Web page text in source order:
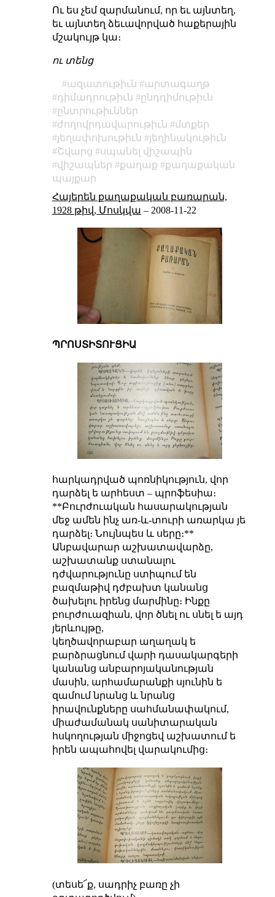
Ու ես չեմ զարմանում, որ եւ այնտեղ,
եւ այնտեղ ձեւավորված հաքերային
մշակույթ կա։
ու տենց
ազատութիւն
արտագաղթ
դիմադրութիւն
ընդդիմութիւն
ընտրութիւններ
ժողովրդավարութիւն
մտքեր
յեղափոխութիւն
յեղինակութիւն
Շվարց
սպանել վիշապին
վիշապներ
քաղաք
քաղաքական
պայքար
Հայերեն քաղաքական բառարան,
1928 թիվ, Մոսկվա – 2008-11-22
ՊՐՈՍՏԻՏՈՒՑԻԱ
հարկադրված պոռնիկություն, վոր
դարձել ե արհեստ – պրոֆեսիա։
**Բուրժուական հասարակության
մեջ ամեն ինչ առ-և-տուրի առարկա յե
դարձել։ Նույնպես և սերը։**
Անբավարար աշխատավարձը,
աշխատանք ստանալու
դժվարությունը ստիպում են
բազմաթիվ դժբախտ կանանց
ծախելու իրենց մարմինը։ Ինքը
բուրժուազիան, վոր ծնել ու սնել ե այդ
յերևույթը,
կեղծավորաբար աղաղակ ե
բարձրացնում վարի դասակարգերի
կանանց անբարոյականության
մասին, արհամարանքի սյունին ե
զամում նրանց և նրանց
իրավունքները սահմանափակում,
միաժամանակ սանիտարական
հսկողության միջոցեվ աշխատում ե
իրեն ապահովել վարակումից։
(տեսե՜ք, սադրիչ բառը չի